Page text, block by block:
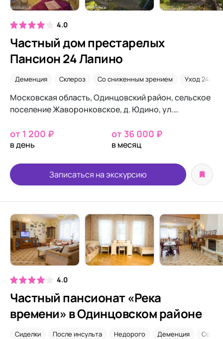
4.0
Частный дом престарелых
Пансион 24 Лапино
Деменция Склероз Со сниженным зрением Уход 24/7
Московская область, Одинцовский район, сельское
поселение Жаворонковское, д. Юдино, ул.
от 1 200 ₽
в день
от 36 000 ₽
в месяц
Записаться на экскурсию
4.0
Частный пансионат «Река
времени» в Одинцовском районе
Сиделки После инсульта Недорого Деменция Со